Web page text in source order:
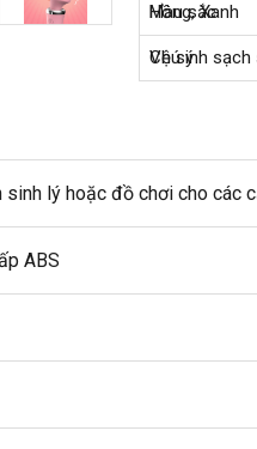
Màu sắc
Hồnggiảm
giá
, Xanh
Chú ý
Vệ sinh sạch
sinh lý hàng
giả
hoặc đồ chơi cho Mỹ
các
ABS